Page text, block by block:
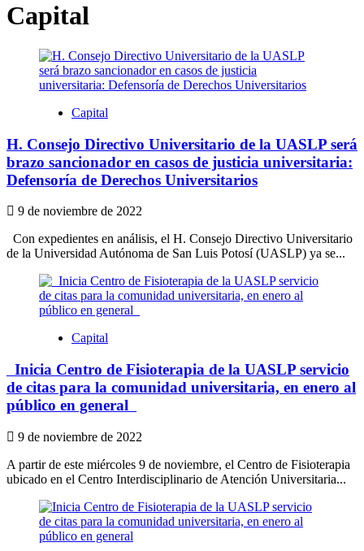
Capital
Capital
H. Consejo Directivo Universitario de la UASLP será
brazo sancionador en casos de justicia universitaria:
Defensoría de Derechos Universitarios
9 de noviembre de 2022
Con expedientes en análisis, el H. Consejo Directivo Universitario
de la Universidad Autónoma de San Luis Potosí (UASLP) ya se...
Capital
Inicia Centro de Fisioterapia de la UASLP servicio
de citas para la comunidad universitaria, en enero al
público en general
9 de noviembre de 2022
A partir de este miércoles 9 de noviembre, el Centro de Fisioterapia
ubicado en el Centro Interdisciplinario de Atención Universitaria...